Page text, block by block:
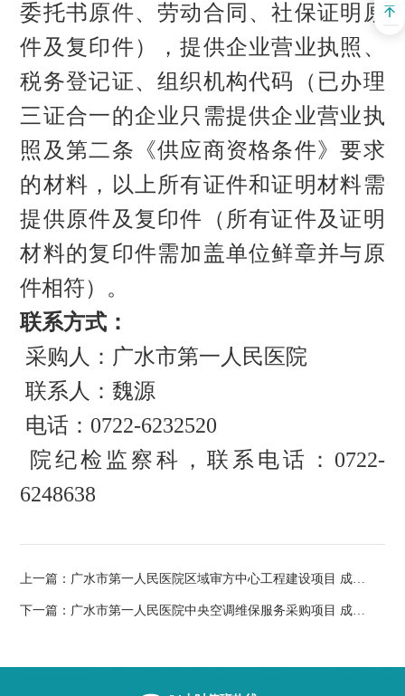
委托书原件、劳动合同、社保证明原
件及复印件），提供企业营业执照、
税务登记证、组织机构代码（已办理
三证合一的企业只需提供企业营业执
照及第二条《供应商资格条件》要求
的材料，以上所有证件和证明材料需
提供原件及复印件（所有证件及证明
材料的复印件需加盖单位鲜章并与原
件相符）。
联系方式：
采购人：广水市第一人民医院
联系人：魏源
电话： 0722-6232520
院纪检监察科，联系电话： 0722-
6248638
上一篇： 广水市第一人民医院区域审方中心工程建设项目 成交结果公告
下一篇： 广水市第一人民医院中央空调维保服务采购项目 成交结果公告